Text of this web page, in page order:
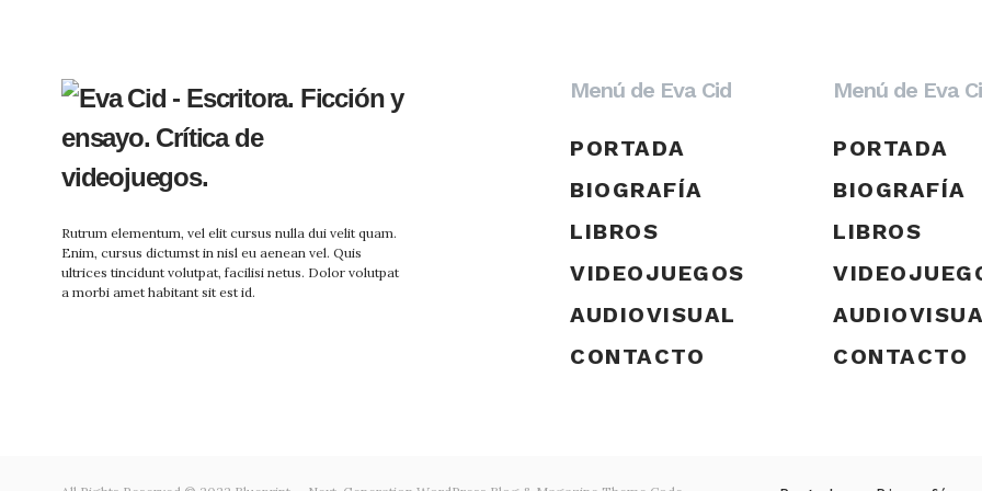
Rutrum elementum, vel elit cursus nulla dui velit quam.
Enim, cursus dictumst in nisl eu aenean vel. Quis
ultrices tincidunt volutpat, facilisi netus. Dolor volutpat
a morbi amet habitant sit est id.
Menú de Eva Cid
PORTADA
BIOGRAFÍA
LIBROS
VIDEOJUEGOS
AUDIOVISUAL
CONTACTO
Menú de Eva
PORTADA
BIOGRAFÍA
LIBROS
CONTACTO